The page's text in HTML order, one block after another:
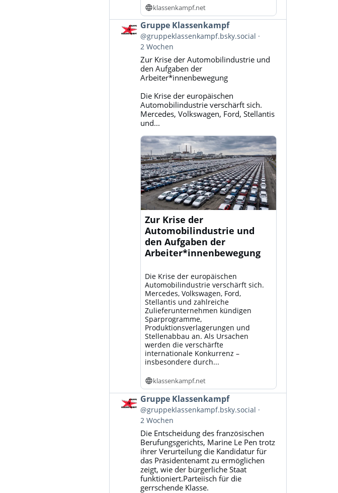
klassenkampf.net
Beitrag
von
Gruppe
Klassenkampf
Bluesky
Gruppe Klassenkampf
@gruppeklassenkampf.bsky.social
2 Wochen
Zur Krise der Automobilindustrie und
den Aufgaben der
Arbeiter*innenbewegung
Die Krise der europäischen
Automobilindustrie verschärft sich.
Mercedes, Volkswagen, Ford, Stellantis
und...
Zur Krise der
Automobilindustrie und
den Aufgaben der
Arbeiter*innenbewegung
Die Krise der europäischen
Automobilindustrie verschärft sich.
Mercedes, Volkswagen, Ford,
Stellantis und zahlreiche
Zulieferunternehmen kündigen
Sparprogramme,
Produktionsverlagerungen und
Stellenabbau an. Als Ursachen
werden die verschärfte
internationale Konkurrenz –
insbesondere durch...
klassenkampf.net
Beitrag
von
Gruppe
Klassenkampf
Bluesky
ansehen
Gruppe Klassenkampf
@gruppeklassenkampf.bsky.social
2 Wochen
Die Entscheidung des französischen
Berufungsgerichts, Marine Le Pen trotz
ihrer Verurteilung die Kandidatur für
das Präsidentenamt zu ermöglichen
zeigt, wie der bürgerliche Staat
funktioniert.Parteiisch für die
gerrschende Klasse.